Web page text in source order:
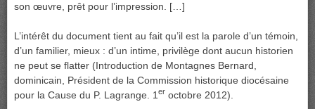
son œuvre, prêt pour l’impression. […]
L’intérêt du document tient au fait qu’il est la parole d’un témoin,
d’un familier, mieux : d’un intime, privilège dont aucun historien
ne peut se flatter (Introduction de Montagnes Bernard,
dominicain, Président de la Commission historique diocésaine
pour la Cause du P. Lagrange. 1 er octobre 2012).